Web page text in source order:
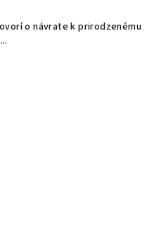
o návrate k prirodzenému